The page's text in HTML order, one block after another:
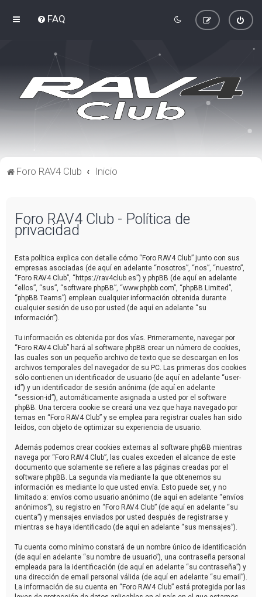
FAQ
Foro RAV4 Club Inicio
Foro RAV4 Club - Política de
privacidad
Esta política explica con detalle cómo “Foro RAV4 Club” junto con sus
empresas asociadas (de aquí en adelante “nosotros”, “nos”, “nuestro”,
“Foro RAV4 Club”, “https://rav4club.es”) y phpBB (de aquí en adelante
“ellos”, “sus”, “software phpBB”, “www.phpbb.com”, “phpBB Limited”,
“phpBB Teams”) emplean cualquier información obtenida durante
cualquier sesión de uso por usted (de aquí en adelante “su
información”).
Tu información es obtenida por dos vías. Primeramente, navegar por
“Foro RAV4 Club” hará al software phpBB crear un número de cookies,
las cuales son un pequeño archivo de texto que se descargan en los
archivos temporales del navegador de su PC. Las primeras dos cookies
sólo contienen un identificador de usuario (de aquí en adelante “user-
id”) y un identificador de sesión anónima (de aquí en adelante
“session-id”), automáticamente asignada a usted por el software
phpBB. Una tercera cookie se creará una vez que haya navegado por
temas en “Foro RAV4 Club” y se emplea para registrar cuales han sido
leídos, con objeto de optimizar su experiencia de usuario.
Además podemos crear cookies externas al software phpBB mientras
navega por “Foro RAV4 Club”, las cuales exceden el alcance de este
documento que solamente se refiere a las páginas creadas por el
software phpBB. La segunda vía mediante la que obtenemos su
información es mediante lo que usted envía. Esto puede ser, y no
limitado a: envíos como usuario anónimo (de aquí en adelante “envíos
anónimos”), su registro en “Foro RAV4 Club” (de aquí en adelante “su
cuenta”) y mensajes enviados por usted después de registrarse y
mientras se haya identificado (de aquí en adelante “sus mensajes”).
Tu cuenta como mínimo constará de un nombre único de identificación
(de aquí en adelante “su nombre de usuario”), una contraseña personal
empleada para la identificación (de aquí en adelante “su contraseña”) y
una dirección de email personal válida (de aquí en adelante “su email”).
La información de su cuenta en “Foro RAV4 Club” está protegida por las